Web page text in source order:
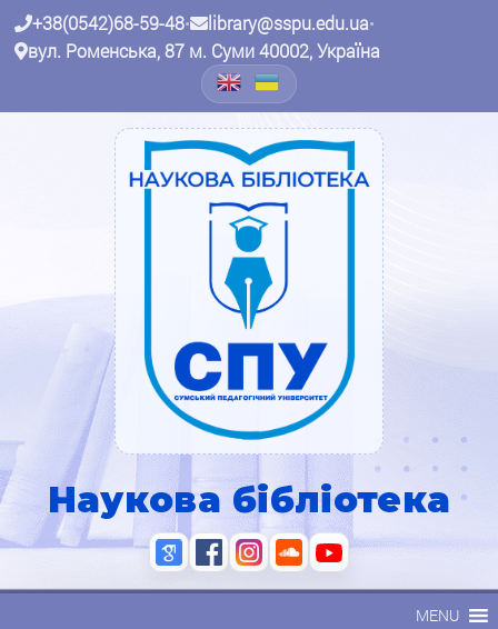
+38(0542)68-59-48• library@sspu.edu.ua•
вул. Роменська, 87 м. Суми 40002, Україна
Наукова бібліотека
MENU